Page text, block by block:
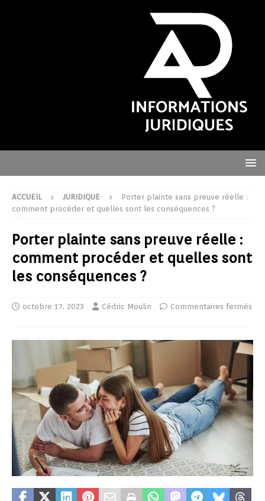
ACCUEIL JURIDIQUE
Porter plainte sans preuve réelle :
comment procéder et quelles sont les conséquences ?
Porter plainte sans preuve réelle :
comment procéder et quelles sont
les conséquences ?
octobre 17, 2023 Cédric Moulin Commentaires fermés